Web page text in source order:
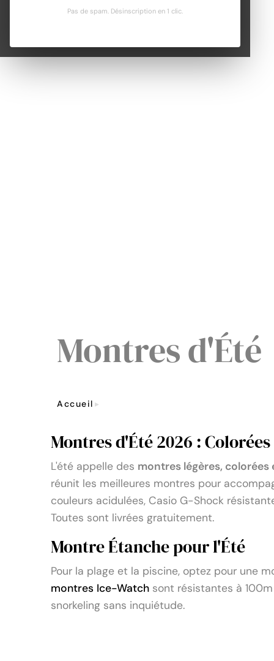
Pas de spam. Désinscription en 1 clic.
Montres d'Été
Accueil
Montres d'Été 2026 :
L'été appelle des montres légères, colorées
réunit les meilleures montres pour
couleurs acidulées, Casio G-Shock
Toutes sont livrées gratuitement.
Montre Étanche pour l'Été
Pour la plage et la piscine, optez pour une
montres Ice-Watch sont résistantes à
snorkeling sans inquiétude.